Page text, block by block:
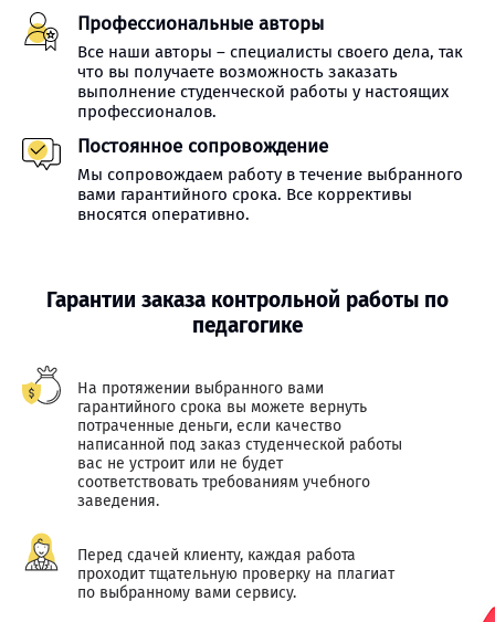
Профессиональные авторы
Все наши авторы – специалисты своего дела, так
что вы получаете возможность заказать
выполнение студенческой работы у настоящих
профессионалов.
Постоянное сопровождение
Мы сопровождаем работу в течение выбранного
вами гарантийного срока. Все коррективы
вносятся оперативно.
Гарантии заказа контрольной работы по
педагогике
На протяжении выбранного вами
гарантийного срока вы можете вернуть
потраченные деньги, если качество
написанной под заказ студенческой работы
вас не устроит или не будет
соответствовать требованиям учебного
заведения.
Перед сдачей клиенту, каждая работа
проходит тщательную проверку на плагиат
по выбранному вами сервису.